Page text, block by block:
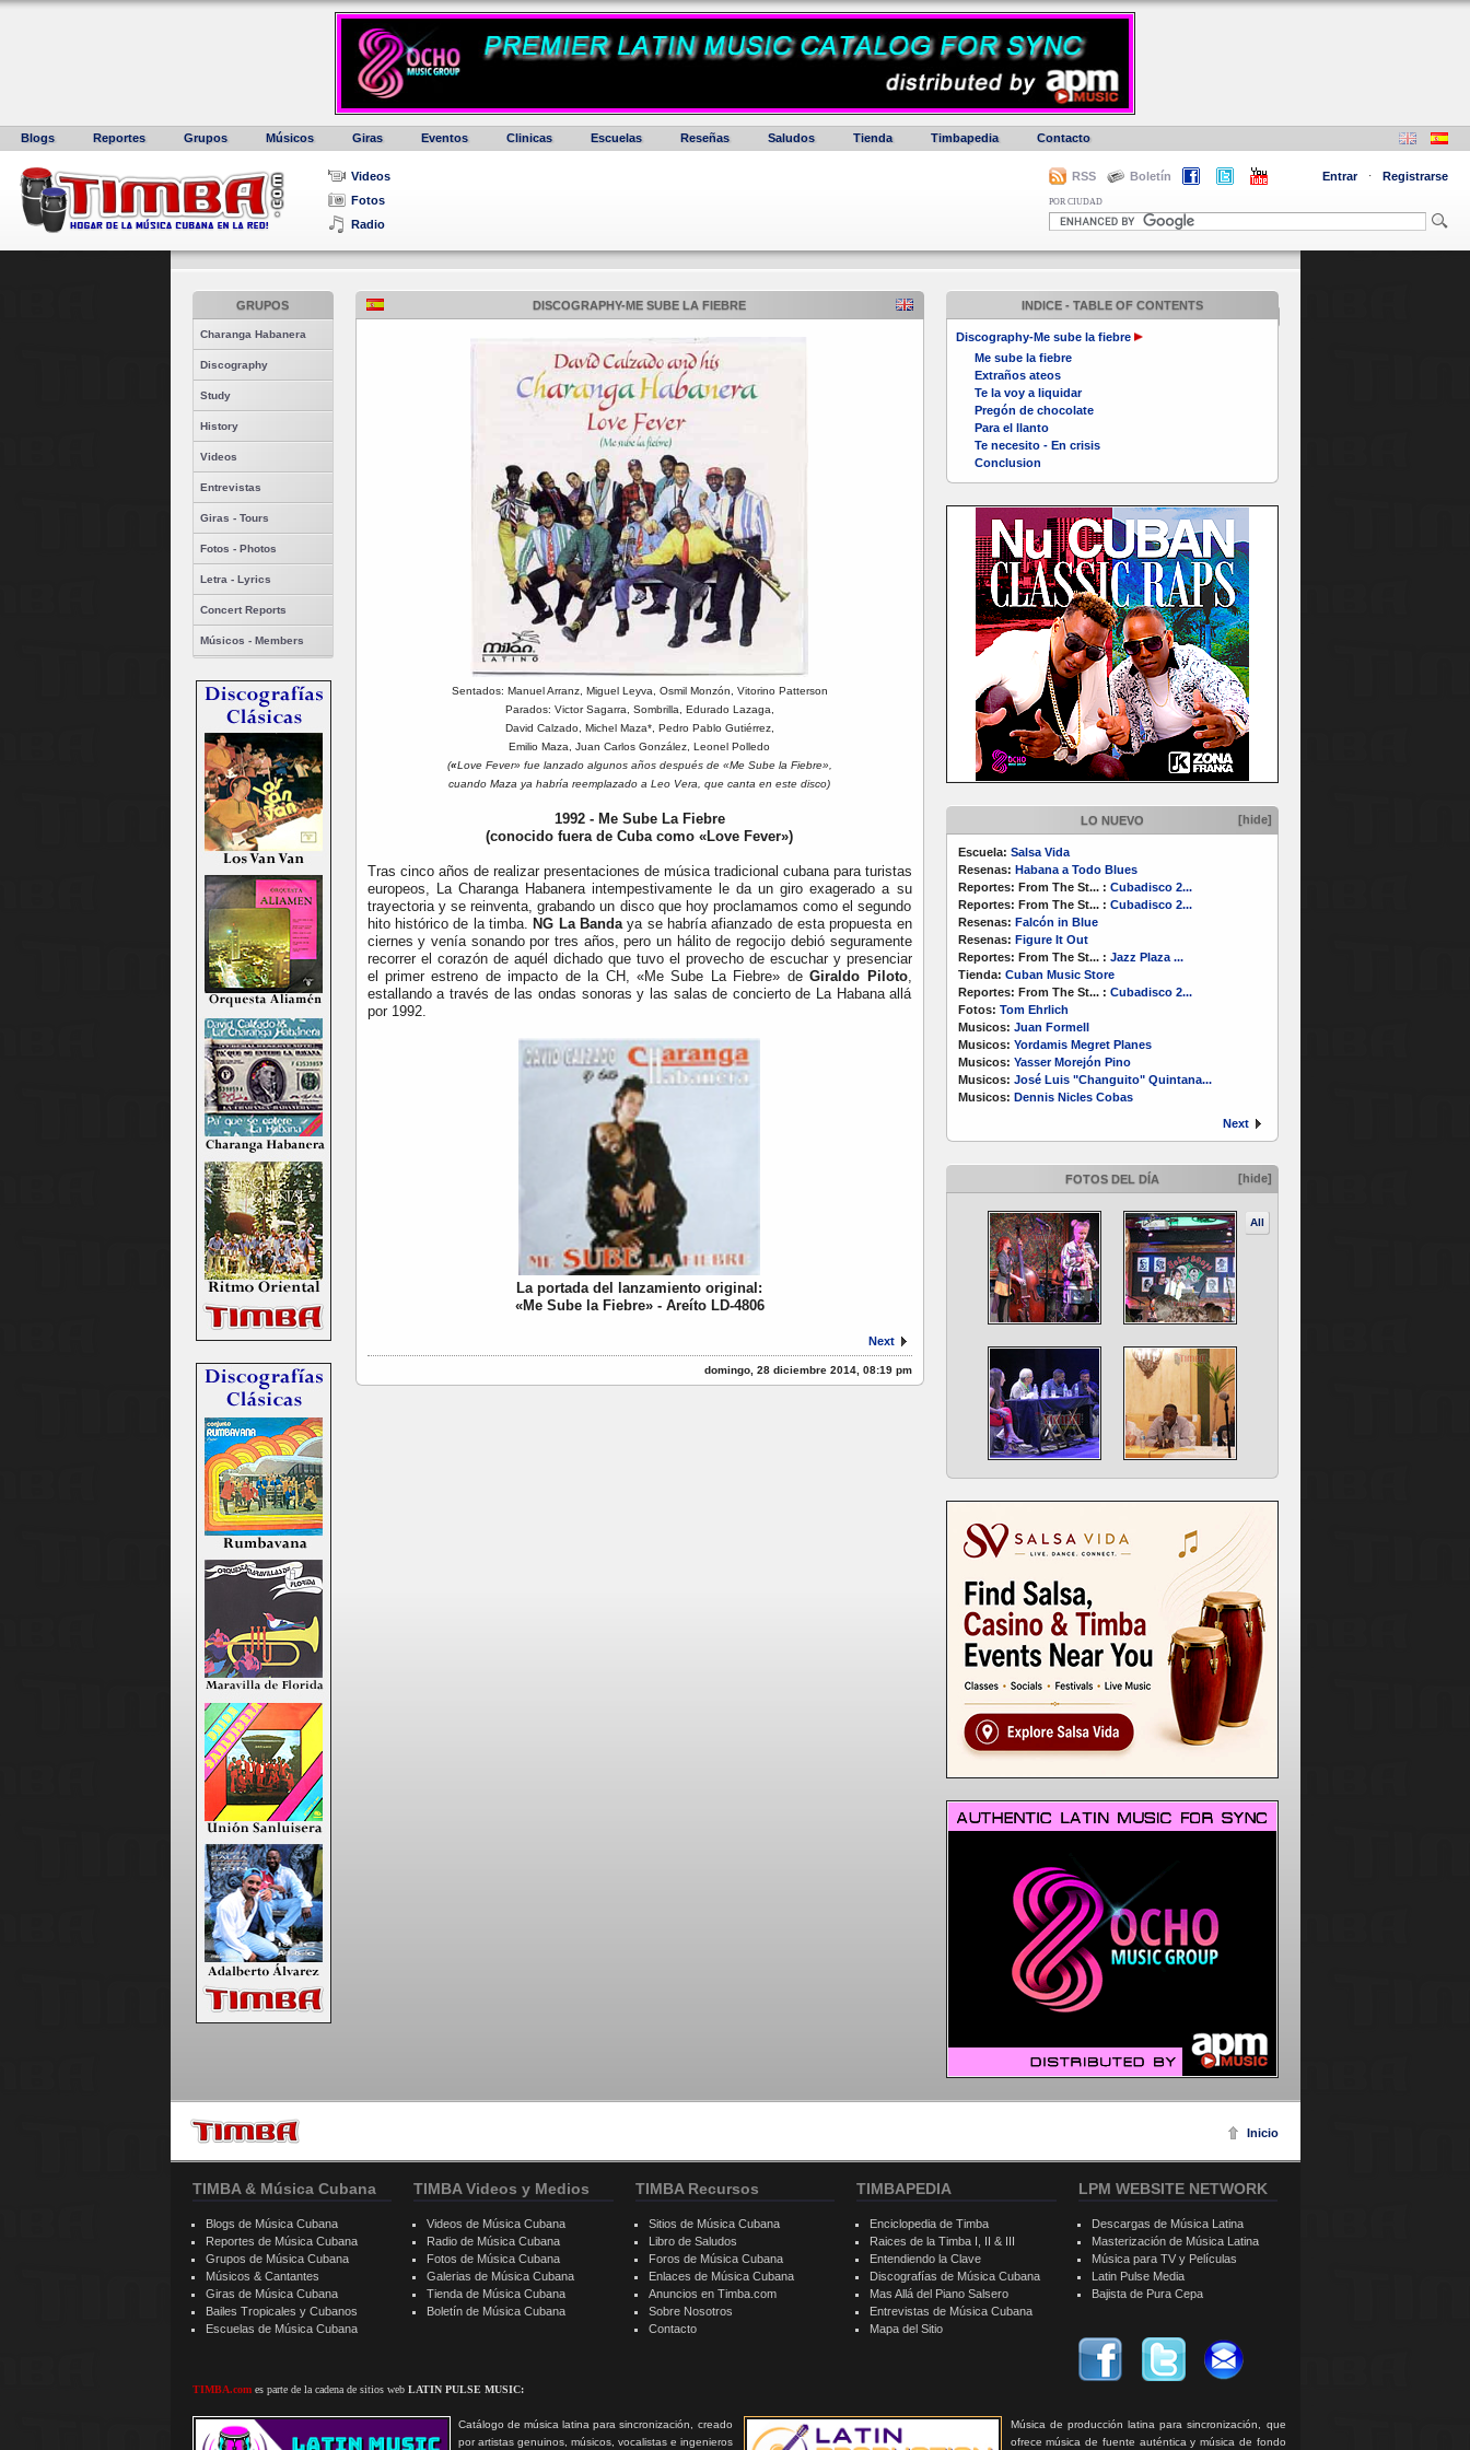
Blogs Reportes Grupos Músicos Giras Eventos Clinicas Escuelas Reseñas Saludos Tienda Timbapedia Contacto
Videos
Fotos
Radio
RSS Boletín Entrar · Registrarse
POR CIUDAD
GRUPOS
Charanga Habanera
Discography
Study
History
Videos
Entrevistas
Giras - Tours
Fotos - Photos
Letra - Lyrics
Concert Reports
Músicos - Members
INDICE - TABLE OF CONTENTS
Discography-Me sube la fiebre
Me sube la fiebre
Extraños ateos
Te la voy a liquidar
Pregón de chocolate
Para el llanto
Te necesito - En crisis
Conclusion
LO NUEVO [hide]
Escuela: Salsa Vida
Resenas: Habana a Todo Blues
Reportes: From The St... : Cubadisco 2...
Reportes: From The St... : Cubadisco 2...
Resenas: Falcón in Blue
Resenas: Figure It Out
Reportes: From The St... : Jazz Plaza ...
Tienda: Cuban Music Store
Reportes: From The St... : Cubadisco 2...
Fotos: Tom Ehrlich
Musicos: Juan Formell
Musicos: Yordamis Megret Planes
Musicos: Yasser Morejón Pino
Musicos: José Luis "Changuito" Quintana...
Musicos: Dennis Nicles Cobas
Next
FOTOS DEL DÍA [hide]
All
DISCOGRAPHY-ME SUBE LA FIEBRE
Sentados: Manuel Arranz, Miguel Leyva, Osmil Monzón, Vitorino Patterson
Parados: Victor Sagarra, Sombrilla, Edurado Lazaga,
David Calzado, Michel Maza*, Pedro Pablo Gutiérrez,
Emilio Maza, Juan Carlos González, Leonel Polledo
(«Love Fever» fue lanzado algunos años después de «Me Sube la Fiebre»,
cuando Maza ya habría reemplazado a Leo Vera, que canta en este disco)
1992 - Me Sube La Fiebre
(conocido fuera de Cuba como «Love Fever»)
Tras cinco años de realizar presentaciones de música tradicional cubana para turistas
europeos, La Charanga Habanera intempestivamente le da un giro exagerado a su
trayectoria y se reinventa, grabando un disco que hoy proclamamos como el segundo
hito histórico de la timba.
NG La Bandaya se habría afianzado de esta propuesta en
ciernes y venía sonando por tres años, pero un hálito de regocijo debió seguramente
recorrer el corazón de aquél dichado que tuvo el provecho de escuchar y presenciar
el primer estreno de impacto de la CH, «Me Sube La Fiebre» deGiraldo Piloto,
estallando a través de las ondas sonoras y las salas de concierto de La Habana allá
por 1992.
La portada del lanzamiento original:
«Me Sube la Fiebre» - Areíto LD-4806
Next
domingo, 28 diciembre 2014, 08:19 pm
Inicio
TIMBA & Música Cubana
Blogs de Música Cubana
Reportes de Música Cubana
Grupos de Música Cubana
Músicos & Cantantes
Giras de Música Cubana
Bailes Tropicales y Cubanos
Escuelas de Música Cubana
TIMBA.comes parte de la cadena de sitios web LATIN PULSE MUSIC:
Catálogo de música latina para sincronización, creado
por artistas genuinos, músicos, vocalistas e ingenieros
Música de producción latina para sincronización, que
ofrece música de fuente auténtica y música de fondo
TIMBA Videos y Medios
Videos de Música Cubana
Radio de Música Cubana
Fotos de Música Cubana
Galerias de Música Cubana
Tienda de Música Cubana
Boletín de Música Cubana
TIMBA Recursos
Sitios de Música Cubana
Libro de Saludos
Foros de Música Cubana
Enlaces de Música Cubana
Anuncios en Timba.com
Sobre Nosotros
Contacto
TIMBAPEDIA
Enciclopedia de Timba
Raices de la Timba I, II & III
Entendiendo la Clave
Discografías de Música Cubana
Mas Allá del Piano Salsero
Entrevistas de Música Cubana
Mapa del Sitio
LPM WEBSITE NETWORK
Descargas de Música Latina
Masterización de Música Latina
Música para TV y Películas
Latin Pulse Media
Bajista de Pura Cepa